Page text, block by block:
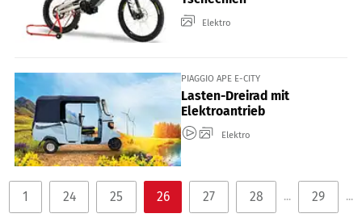
Elektro
PIAGGIO APE E-CITY
Lasten-Dreirad mit
Elektroantrieb
Elektro
1 24 25 26 27 28 ... 29 ...